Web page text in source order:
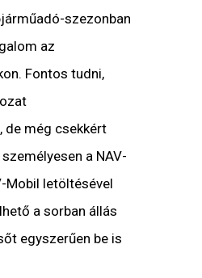
szezonban
az
Fontos tudni,
de még csekkért
a NAV-
Mobil letöltésével
a sorban állás
egyszerűen be is